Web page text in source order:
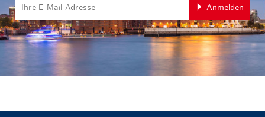
Anmelden